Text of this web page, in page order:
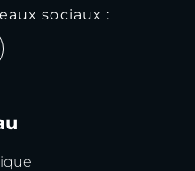
sociaux :